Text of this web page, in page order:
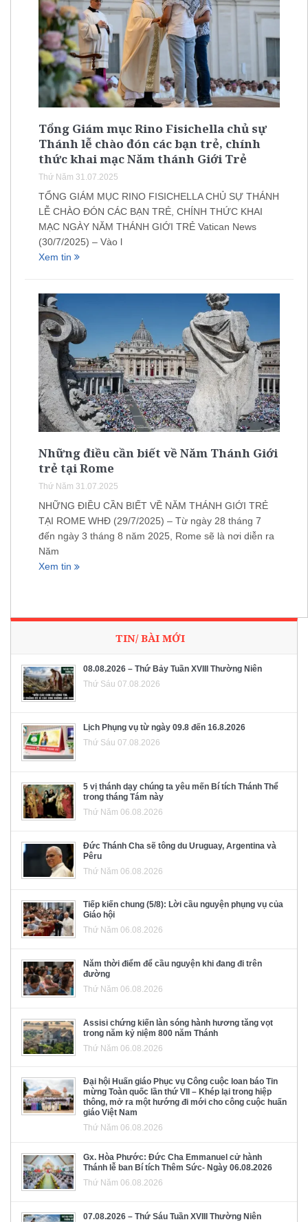
Tổng Giám mục Rino Fisichella chủ sự
Thánh lễ chào đón các bạn trẻ, chính
thức khai mạc Năm thánh Giới Trẻ
Thứ Năm 31.07.2025
TỔNG GIÁM MỤC RINO FISICHELLA CHỦ SỰ THÁNH
LỄ CHÀO ĐÓN CÁC BẠN TRẺ, CHÍNH THỨC KHAI
MẠC NGÀY NĂM THÁNH GIỚI TRẺ Vatican News
(30/7/2025) – Vào l
Xem tin
Những điều cần biết về Năm Thánh Giới
trẻ tại Rome
Thứ Năm 31.07.2025
NHỮNG ĐIỀU CẦN BIẾT VỀ NĂM THÁNH GIỚI TRẺ
TẠI ROME WHĐ (29/7/2025) – Từ ngày 28 tháng 7
đến ngày 3 tháng 8 năm 2025, Rome sẽ là nơi diễn ra
Năm
Xem tin
TIN/ BÀI MỚI
08.08.2026 – Thứ Bảy Tuần XVIII Thường Niên
Thứ Sáu 07.08.2026
Lịch Phụng vụ từ ngày 09.8 đến 16.8.2026
Thứ Sáu 07.08.2026
5 vị thánh dạy chúng ta yêu mến Bí tích Thánh Thể
trong tháng Tám này
Thứ Năm 06.08.2026
Đức Thánh Cha sẽ tông du Uruguay, Argentina và
Pêru
Thứ Năm 06.08.2026
Tiếp kiến chung (5/8): Lời cầu nguyện phụng vụ của
Giáo hội
Thứ Năm 06.08.2026
Năm thời điểm để cầu nguyện khi đang đi trên
đường
Thứ Năm 06.08.2026
Assisi chứng kiến làn sóng hành hương tăng vọt
trong năm kỷ niệm 800 năm Thánh
Thứ Năm 06.08.2026
Đại hội Huấn giáo Phục vụ Công cuộc loan báo Tin
mừng Toàn quốc lần thứ VII – Khép lại trong hiệp
thông, mở ra một hướng đi mới cho công cuộc huấn
giáo Việt Nam
Thứ Năm 06.08.2026
Gx. Hòa Phước: Đức Cha Emmanuel cử hành
Thánh lễ ban Bí tích Thêm Sức- Ngày 06.08.2026
Thứ Năm 06.08.2026
07.08.2026 – Thứ Sáu Tuần XVIII Thường Niên